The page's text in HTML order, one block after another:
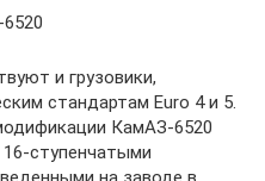
и грузовики,
стандартам Euro 4 и 5.
КамАЗ-6520
ступенчатыми